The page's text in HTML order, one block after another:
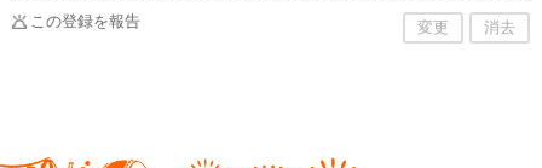
この登録を報告 変更 消去